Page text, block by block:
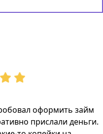
оформить займ
прислали деньги.